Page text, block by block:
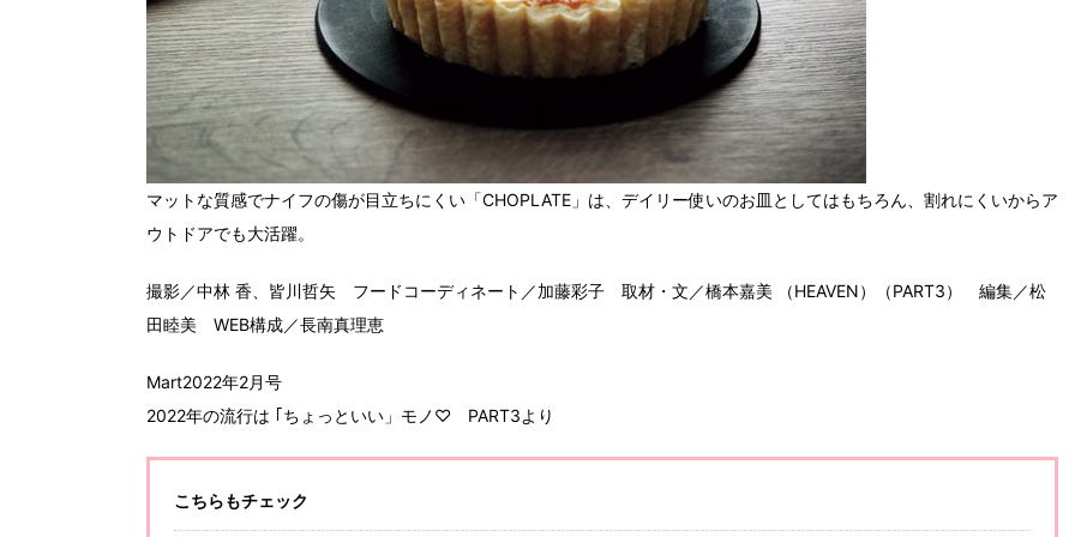
マットな質感でナイフの傷が目立ちにくい「CHOPLATE」は、デイリー使いのお皿としてはもちろん、割れにくいからア
ウトドアでも大活躍。
撮影／中林 香、皆川哲矢 フードコーディネート／加藤彩子 取材・文／橋本嘉美 （HEAVEN）（PART3） 編集／松
田睦美 WEB構成／長南真理恵
Mart2022年2月号
2022年の流行は ｢ちょっといい」モノ♡ PART3より
こちらもチェック